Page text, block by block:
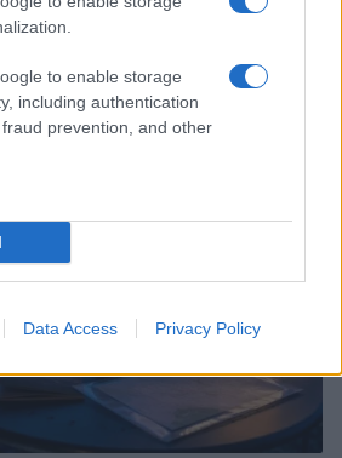
to enable storage
including authentication
prevention, and other
Data Access Privacy Policy